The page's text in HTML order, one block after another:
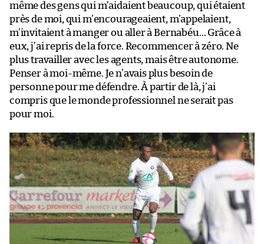
même des gens qui m’aidaient beaucoup, qui étaient
près de moi, qui m’encourageaient, m’appelaient,
m’invitaient à manger ou aller à Bernabéu… Grâce à
eux, j’ai repris de la force. Recommencer à zéro. Ne
plus travailler avec les agents, mais être autonome.
Penser à moi-même. Je n’avais plus besoin de
personne pour me défendre. À partir de là, j’ai
compris que le monde professionnel ne serait pas
pour moi.